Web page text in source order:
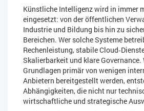
Künstliche Intelligenz wird in immer
eingesetzt: von der öffentlichen
Industrie und Bildung bis hin zu
Bereichen. Wer solche Systeme
Rechenleistung, stabile
Skalierbarkeit und klare Governance.
Grundlagen primär von wenigen
Anbietern bereitgestellt werden,
Abhängigkeiten, die nicht nur
wirtschaftliche und strategische